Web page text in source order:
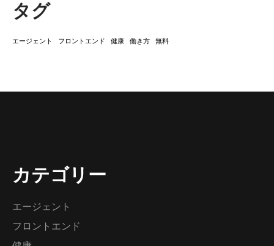
タグ
エージェント フロントエンド 健康 働き方 無料
カテゴリー
エージェント
フロントエンド